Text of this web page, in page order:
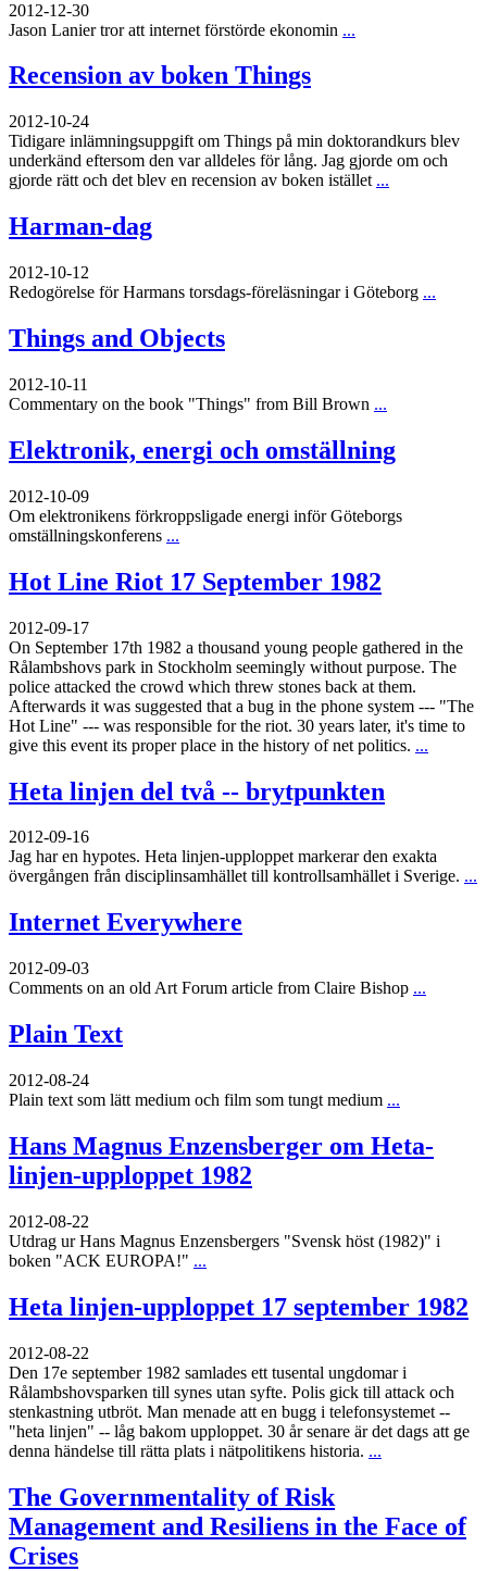
2012-12-30
Jason Lanier tror att internet förstörde ekonomin ...
Recension av boken Things
2012-10-24
Tidigare inlämningsuppgift om Things på min doktorandkurs blev
underkänd eftersom den var alldeles för lång. Jag gjorde om och
gjorde rätt och det blev en recension av boken istället ...
Harman-dag
2012-10-12
Redogörelse för Harmans torsdags-föreläsningar i Göteborg ...
Things and Objects
2012-10-11
Commentary on the book "Things" from Bill Brown ...
Elektronik, energi och omställning
2012-10-09
Om elektronikens förkroppsligade energi inför Göteborgs
omställningskonferens ...
Hot Line Riot 17 September 1982
2012-09-17
On September 17th 1982 a thousand young people gathered in the
Rålambshovs park in Stockholm seemingly without purpose. The
police attacked the crowd which threw stones back at them.
Afterwards it was suggested that a bug in the phone system --- "The
Hot Line" --- was responsible for the riot. 30 years later, it's time to
give this event its proper place in the history of net politics. ...
Heta linjen del två -- brytpunkten
2012-09-16
Jag har en hypotes. Heta linjen-upploppet markerar den exakta
övergången från disciplinsamhället till kontrollsamhället i Sverige. ...
Internet Everywhere
2012-09-03
Comments on an old Art Forum article from Claire Bishop ...
Plain Text
2012-08-24
Plain text som lätt medium och film som tungt medium ...
Hans Magnus Enzensberger om Heta-
linjen-upploppet 1982
2012-08-22
Utdrag ur Hans Magnus Enzensbergers "Svensk höst (1982)" i
boken "ACK EUROPA!" ...
Heta linjen-upploppet 17 september 1982
2012-08-22
Den 17e september 1982 samlades ett tusental ungdomar i
Rålambshovsparken till synes utan syfte. Polis gick till attack och
stenkastning utbröt. Man menade att en bugg i telefonsystemet --
"heta linjen" -- låg bakom upploppet. 30 år senare är det dags att ge
denna händelse till rätta plats i nätpolitikens historia. ...
The Governmentality of Risk
Management and Resiliens in the Face of
Crises